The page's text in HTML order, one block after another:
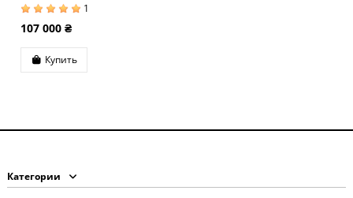
1
107 000 ₴
Купить
Категории